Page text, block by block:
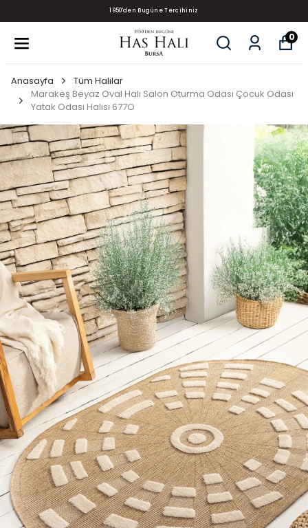
1950'den Bugüne Tercihiniz
0
Anasayfa
Tüm Halılar
Marakeş Beyaz Oval Halı Salon Oturma Odası Çocuk Odası
Yatak Odası Halısı 677O